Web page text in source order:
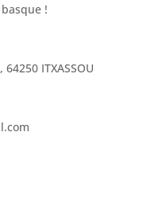
!
64250 ITXASSOU